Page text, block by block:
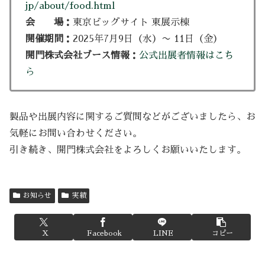
jp/about/food.html
会 場： 東京ビッグサイト 東展示棟
開催期間： 2025年7月9日（水）〜 11日（金）
開門株式会社ブース情報： 公式出展者情報はこち
ら
製品や出展内容に関するご質問などがございましたら、お
気軽にお問い合わせください。
引き続き、開門株式会社をよろしくお願いいたします。
お知らせ 実績
X Facebook LINE コピー